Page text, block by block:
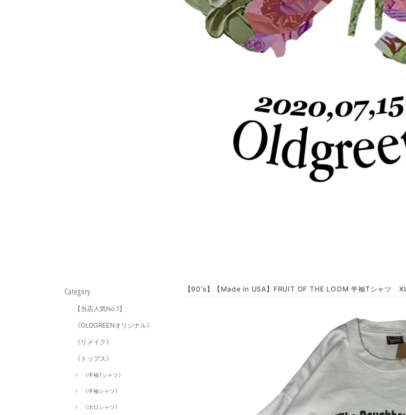
Category
【当店人気No.1】
《OLDGREENオリジナル》
《リメイク》
《トップス》
《半袖Tシャツ》
《半袖シャツ》
《ポロシャツ》
【90's】【Made in USA】FRUIT OF THE LOOM 半袖Tシャツ XL